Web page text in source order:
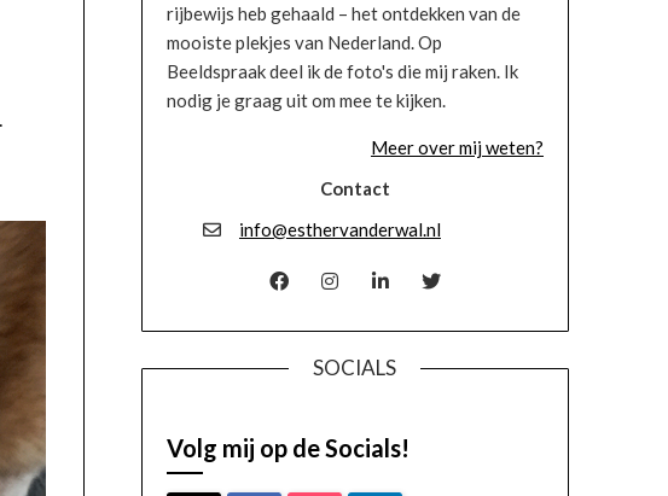
rijbewijs heb gehaald – het ontdekken van de
mooiste plekjes van Nederland. Op
Beeldspraak deel ik de foto's die mij raken. Ik
nodig je graag uit om mee te kijken.
Meer over mij weten?
Contact
info@esthervanderwal.nl
SOCIALS
Volg mij op de Socials!